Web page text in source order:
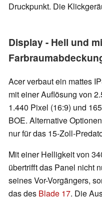
Druckpunkt. Die
Display - Hell und
Acer verbaut ein mattes
mit einer Auflösung von
1.440 Pixel (16:9) und
BOE. Alternative
nur für das 15-Zoll-
Mit einer Helligkeit von
übertrifft das Panel nicht
seines Vor-Vorgängers,
das des Blade 17. Die